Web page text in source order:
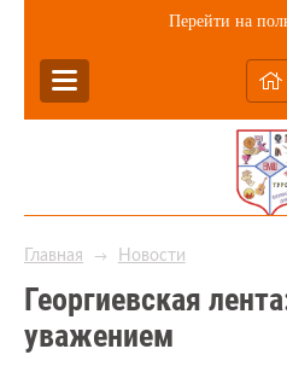
Перейти на
Главная → Новости
Георгиевская
уважением